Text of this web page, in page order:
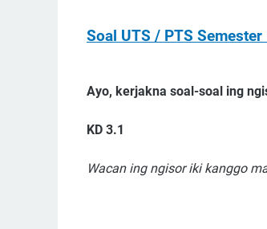
Soal UTS / PTS
Ayo, kerjakna soal-soal ing
KD 3.1
Wacan ing ngisor iki kanggo